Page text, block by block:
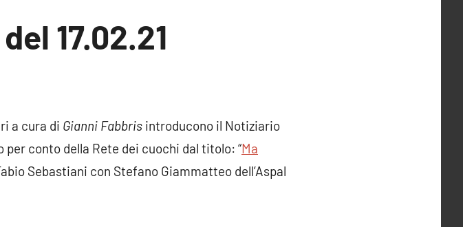
17.02.21
a cura di Gianni Fabbris introducono il Notiziario
per conto della Rete dei cuochi dal titolo: “Ma
Sebastiani con Stefano Giammatteo dell’Aspal